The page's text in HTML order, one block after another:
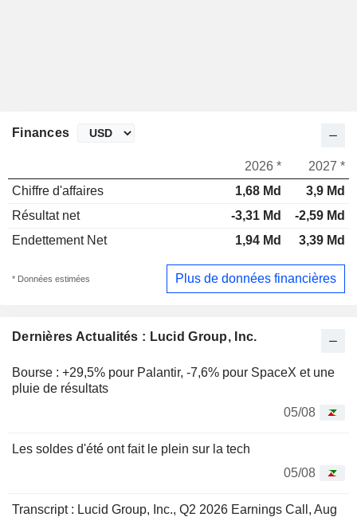
Dernières Actualités : Lucid Group, Inc.
Bourse : +29,5% pour Palantir, -7,6% pour SpaceX et une
pluie de résultats
05/08
Les soldes d'été ont fait le plein sur la tech
05/08
Transcript : Lucid Group, Inc., Q2 2026 Earnings Call, Aug
Finances
2026 *
2027 *
Chiffre d'affaires
1,68 Md
3,9 Md
Résultat net
-3,31 Md
-2,59 Md
Endettement Net
1,94 Md 3,39 Md
* Données estimées Plus de données financières